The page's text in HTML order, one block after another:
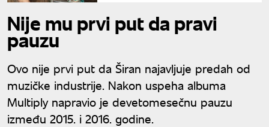
Nije mu prvi put da pravi
pauzu
Ovo nije prvi put da Širan najavljuje predah od
muzičke industrije. Nakon uspeha albuma
Multiply napravio je devetomesečnu pauzu
između 2015. i 2016. godine.